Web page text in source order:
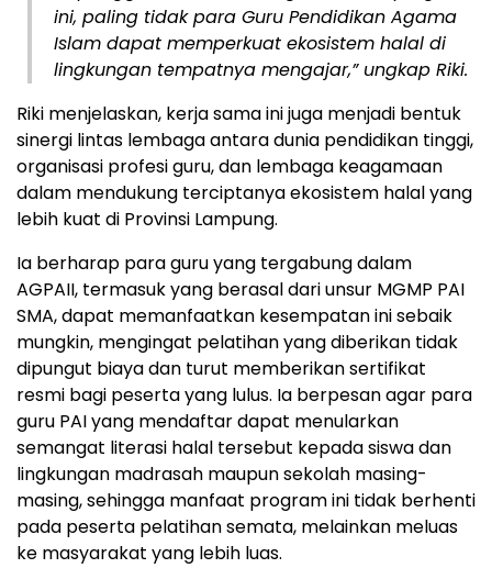
ini, paling tidak para Guru Pendidikan Agama
Islam dapat memperkuat ekosistem halal di
lingkungan tempatnya mengajar,” ungkap Riki.
Riki menjelaskan, kerja sama ini juga menjadi bentuk
sinergi lintas lembaga antara dunia pendidikan tinggi,
organisasi profesi guru, dan lembaga keagamaan
dalam mendukung terciptanya ekosistem halal yang
lebih kuat di Provinsi Lampung.
Ia berharap para guru yang tergabung dalam
AGPAII, termasuk yang berasal dari unsur MGMP PAI
SMA, dapat memanfaatkan kesempatan ini sebaik
mungkin, mengingat pelatihan yang diberikan tidak
dipungut biaya dan turut memberikan sertifikat
resmi bagi peserta yang lulus. Ia berpesan agar para
guru PAI yang mendaftar dapat menularkan
semangat literasi halal tersebut kepada siswa dan
lingkungan madrasah maupun sekolah masing-
masing, sehingga manfaat program ini tidak berhenti
pada peserta pelatihan semata, melainkan meluas
ke masyarakat yang lebih luas.